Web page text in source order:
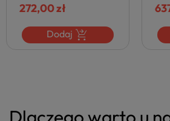
Kuchni VENTO Biały
Połysk Halmar
272,00 zł
Dodaj